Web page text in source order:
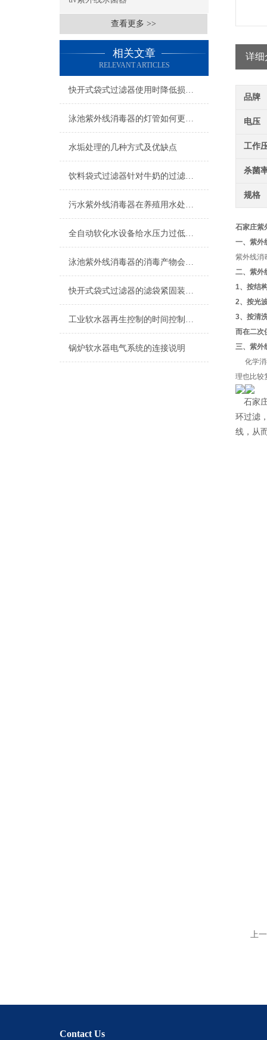
查看更多 >>
相关文章
RELEVANT ARTICLES
快开式袋式过滤器使用时降低损耗的实用措施
泳池紫外线消毒器的灯管如何更换呢？
水垢处理的几种方式及优缺点
饮料袋式过滤器针对牛奶的过滤技术分析
污水紫外线消毒器在养殖用水处理时的注意事项
全自动软化水设备给水压力过低可能的后果分析
泳池紫外线消毒器的消毒产物会带来哪些风险？
快开式袋式过滤器的滤袋紧固装置重要性
工业软水器再生控制的时间控制解析
锅炉软水器电气系统的连接说明
详细
品牌
电压
工作
杀菌
规格
石家庄紫
一、紫外
紫外线消
二、紫外
1、按结
2、按光
3、按清
而在二次
三、紫外
化学
理也比较
石家
环过滤
线，从
上
Contact Us